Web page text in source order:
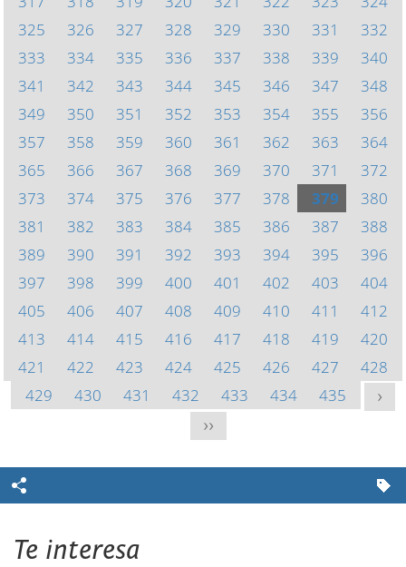
325
326 327 328 329 330 331
332
333
334 335 336 337 338 339
340
341
342 343 344 345 346 347
348
349
350 351 352 353 354 355
356
357
358 359 360 361 362 363
364
365
366 367 368 369 370 371
372
373
374 375 376 377 378 379
380
381
382 383 384 385 386 387
388
389
390 391 392 393 394 395
396
397
398 399 400 401 402 403
404
405
406 407 408 409 410 411
412
413
414 415 416 417 418 419
420
421
422 423 424 425 426 427
428
429
430 431 432 433 434 435
>
>>
Te interesa